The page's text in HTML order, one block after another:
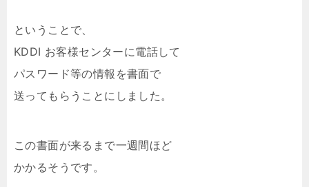
ということで、
KDDI お客様センターに電話して
パスワード等の情報を書面で
送ってもらうことにしました。
この書面が来るまで一週間ほど
かかるそうです。